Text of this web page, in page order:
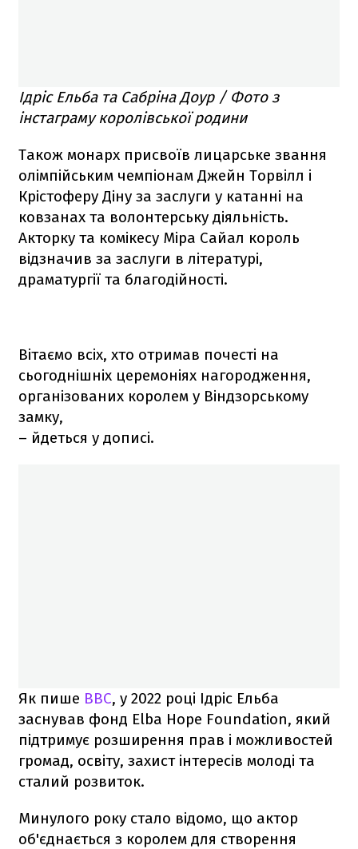
Ідріс Ельба та Сабріна Доур / Фото з
інстаграму королівської родини
Також монарх присвоїв лицарське звання
олімпійським чемпіонам Джейн Торвілл і
Крістоферу Діну за заслуги у катанні на
ковзанах та волонтерську діяльність.
Акторку та комікесу Міра Сайал король
відзначив за заслуги в літературі,
драматургії та благодійності.
Вітаємо всіх, хто отримав почесті на
сьогоднішніх церемоніях нагородження,
організованих королем у Віндзорському
замку,
– йдеться у дописі.
Як пише BBC, у 2022 році Ідріс Ельба
заснував фонд Elba Hope Foundation, який
підтримує розширення прав і можливостей
громад, освіту, захист інтересів молоді та
сталий розвиток.
Минулого року стало відомо, що актор
об'єднається з королем для створення